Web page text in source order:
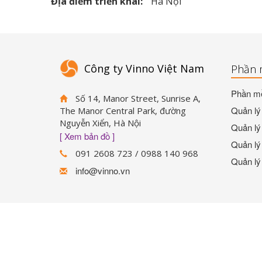
Công ty Vinno Việt Nam
Số 14, Manor Street, Sunrise A,
The Manor Central Park, đường
Nguyễn Xiển, Hà Nội
[ Xem bản đồ ]
091 2608 723 / 0988 140 968
info@vinno.vn
Phần
Phần
Quản
Quản
Quản
Quản